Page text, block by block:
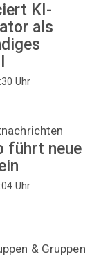
KI-
als
Uhr
führt neue
Uhr
& Gruppen